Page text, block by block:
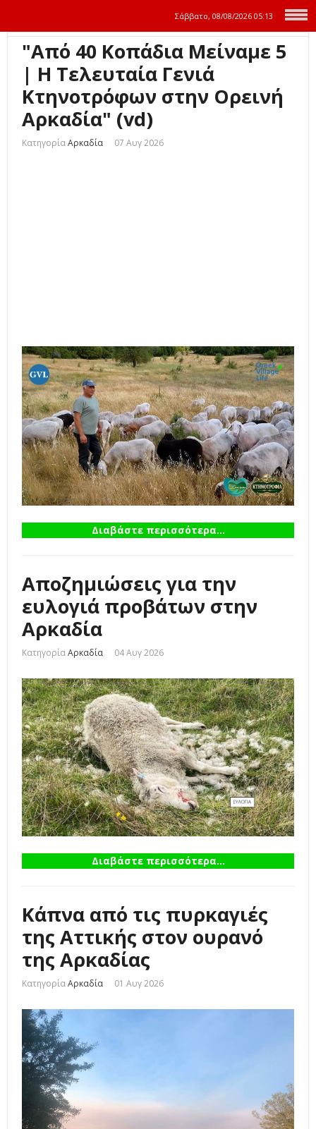
Σάββατο, 08/08/2026 05:13
"Από 40 Κοπάδια Μείναμε 5
| Η Τελευταία Γενιά
Κτηνοτρόφων στην Ορεινή
Αρκαδία" (vd)
ΚατηγορίαΑρκαδία 07 Αυγ 2026
Διαβάστε περισσότερα...
Αποζημιώσεις για την
ευλογιά προβάτων στην
Αρκαδία
ΚατηγορίαΑρκαδία 04 Αυγ 2026
Διαβάστε περισσότερα...
Κάπνα από τις πυρκαγιές
της Αττικής στον ουρανό
της Αρκαδίας
ΚατηγορίαΑρκαδία 01 Αυγ 2026